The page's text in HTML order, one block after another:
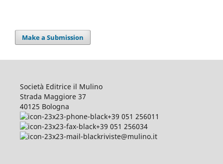
Make a Submission
Società Editrice il Mulino
Strada Maggiore 37
40125 Bologna
+39 051 256011
+39 051 256034
riviste@mulino.it